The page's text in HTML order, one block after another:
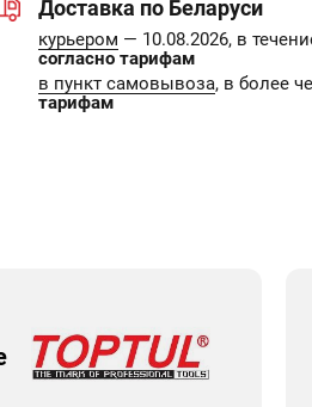
Доставка по Беларуси
курьером — 10.08.2026, в
согласно тарифам
в пункт самовывоза, в более
тарифам